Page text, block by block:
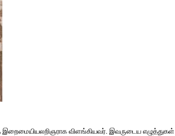
விளங்கியவர். இவருடைய எழுத்துகள்